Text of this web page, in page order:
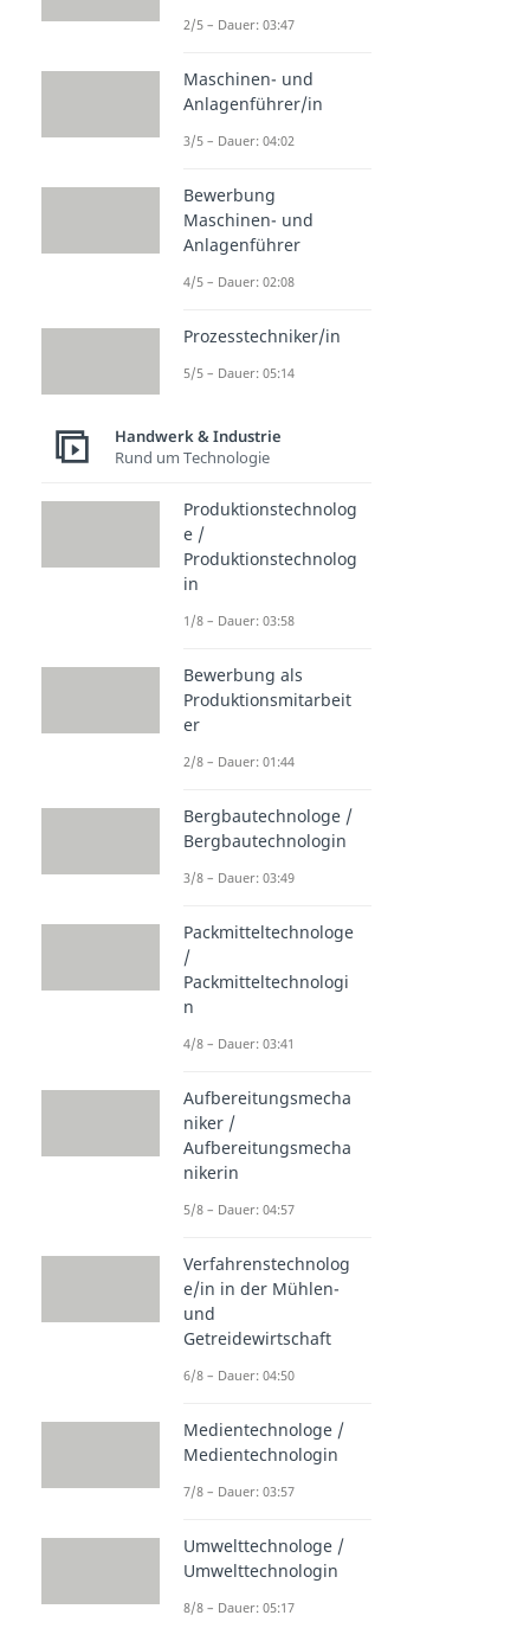
2/5 – Dauer: 03:47
Maschinen- und
Anlagenführer/in
3/5 – Dauer: 04:02
Bewerbung
Maschinen- und
Anlagenführer
4/5 – Dauer: 02:08
Prozesstechniker/in
5/5 – Dauer: 05:14
Handwerk & Industrie
Rund um Technologie
Produktionstechnolog
e /
Produktionstechnolog
in
1/8 – Dauer: 03:58
Bewerbung als
Produktionsmitarbeit
er
2/8 – Dauer: 01:44
Bergbautechnologe /
Bergbautechnologin
3/8 – Dauer: 03:49
Packmitteltechnologe
/
Packmitteltechnologi
n
4/8 – Dauer: 03:41
Aufbereitungsmecha
niker /
Aufbereitungsmecha
nikerin
5/8 – Dauer: 04:57
Verfahrenstechnolog
e/in in der Mühlen-
und
Getreidewirtschaft
6/8 – Dauer: 04:50
Medientechnologe /
Medientechnologin
7/8 – Dauer: 03:57
Umwelttechnologe /
Umwelttechnologin
8/8 – Dauer: 05:17